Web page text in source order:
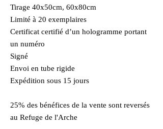
Tirage 40x50cm, 60x80cm
Limité à 20 exemplaires
Certificat certifié d’un hologramme portant
un numéro
Signé
Envoi en tube rigide
Expédition sous 15 jours
25% des bénéfices de la vente sont reversés
au Refuge de l'Arche